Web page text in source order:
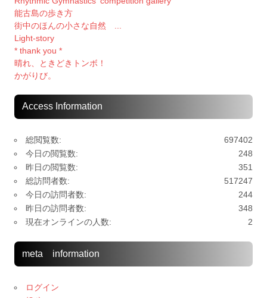
能古島の歩き方
街中のほんの小さな自然 ...
Light-story
* thank you *
晴れ、ときどきトンボ！
かがりび。
Access Information
697402
総閲覧数:
248
今日の閲覧数:
351
昨日の閲覧数:
517247
総訪問者数:
244
今日の訪問者数:
348
昨日の訪問者数:
2
現在オンラインの人数:
meta information
ログイン